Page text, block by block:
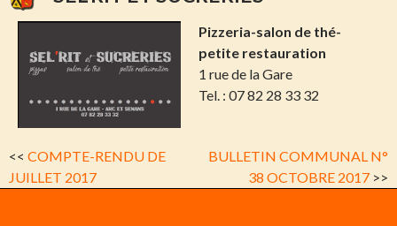
Pizzeria-salon de thé-
petite restauration
1 rue de la Gare
Tel. : 07 82 28 33 32
<< COMPTE-RENDU DE
JUILLET 2017
BULLETIN COMMUNAL N°
38 OCTOBRE 2017 >>